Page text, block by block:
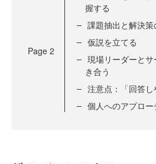
Page 2
握する
課題抽出と解決
仮説を立てる
現場リーダーと
き合う
注意点：「回答
個人へのアプロ